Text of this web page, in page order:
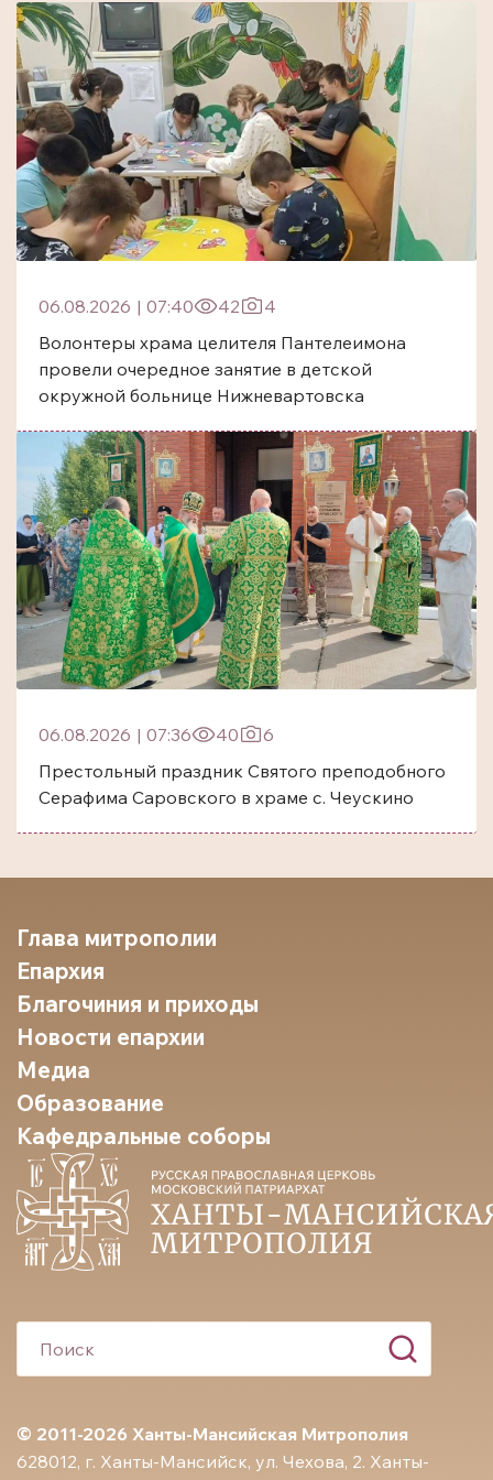
06.08.2026 | 07:40 42
4
Волонтеры храма целителя Пантелеимона
провели очередное занятие в детской
окружной больнице Нижневартовска
06.08.2026 | 07:36 40
6
Престольный праздник Святого преподобного
Серафима Саровского в храме с. Чеускино
© 2011-2026 Ханты-Мансийская Митрополия
628012, г. Ханты-Мансийск, ул. Чехова, 2. Ханты-
Глава митрополии
Епархия
Благочиния и приходы
Новости епархии
Медиа
Образование
Кафедральные соборы